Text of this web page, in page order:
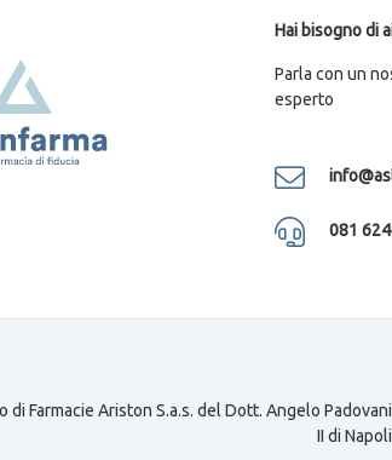
Hai bisogno di
Parla con un
esperto
081
di Farmacie Ariston S.a.s. del Dott. Angelo
II di